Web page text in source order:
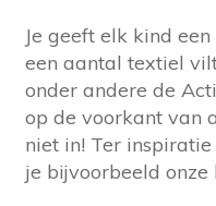
Je geeft elk kind
een aantal textiel
onder andere de
op de voorkant van
niet in! Ter
je bijvoorbeeld